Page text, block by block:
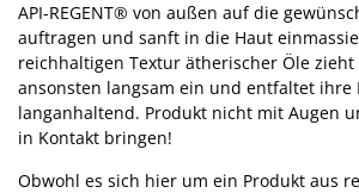
API-REGENT® von außen auf die
auftragen und sanft in die Haut
reichhaltigen Textur ätherischer Öle zieht
ansonsten langsam ein und entfaltet ihre
langanhaltend. Produkt nicht mit Augen
in Kontakt bringen!
Obwohl es sich hier um ein Produkt aus